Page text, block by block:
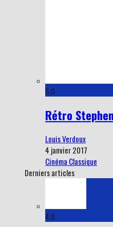
5.0
Rétro
Louis Verdoux
4 janvier 2017
Cinéma Classique
Derniers articles
4.0